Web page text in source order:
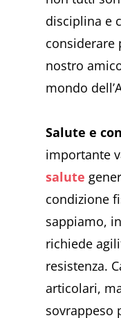
disciplina e
considerare
nostro
mondo
Salute e
importante
salute
condizione
sappiamo,
richiede
resistenza.
articolari,
sovrappeso